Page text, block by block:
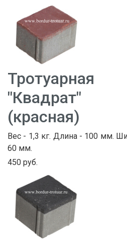
"Квадрат"
(красная)
Вес - 1,3 кг. Длина - 100 мм.
60 мм.
450 руб.